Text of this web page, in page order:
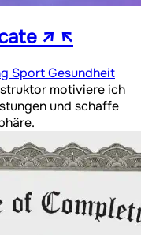
↗ ↖
SportGesundheit
motiviere ich
und schaffe